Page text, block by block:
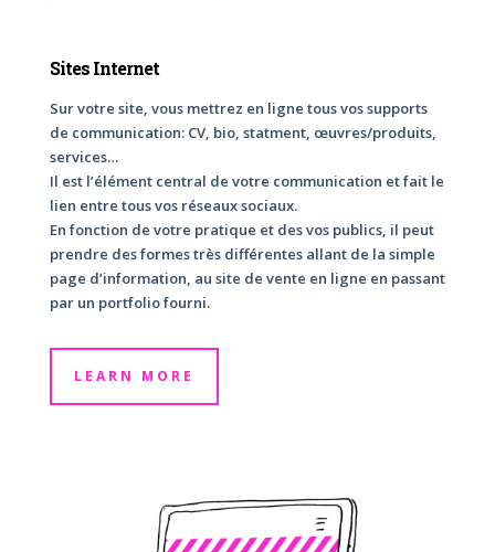
Sites Internet
Sur votre site, vous mettrez en ligne tous vos supports
de communication: CV, bio, statment, œuvres/produits,
services…
Il est l’élément central de votre communication et fait le
lien entre tous vos réseaux sociaux.
En fonction de votre pratique et des vos publics, il peut
prendre des formes très différentes allant de la simple
page d’information, au site de vente en ligne en passant
par un portfolio fourni.
LEARN MORE